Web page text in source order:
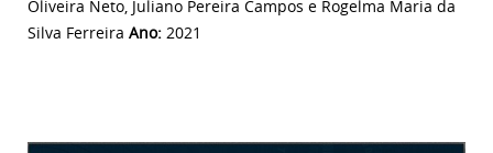
Oliveira Neto, Juliano Pereira Campos e Rogelma Maria da
Silva Ferreira Ano: 2021